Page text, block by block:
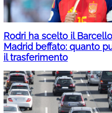
Rodri ha scelto il
Madrid beffato: quanto
il trasferimento